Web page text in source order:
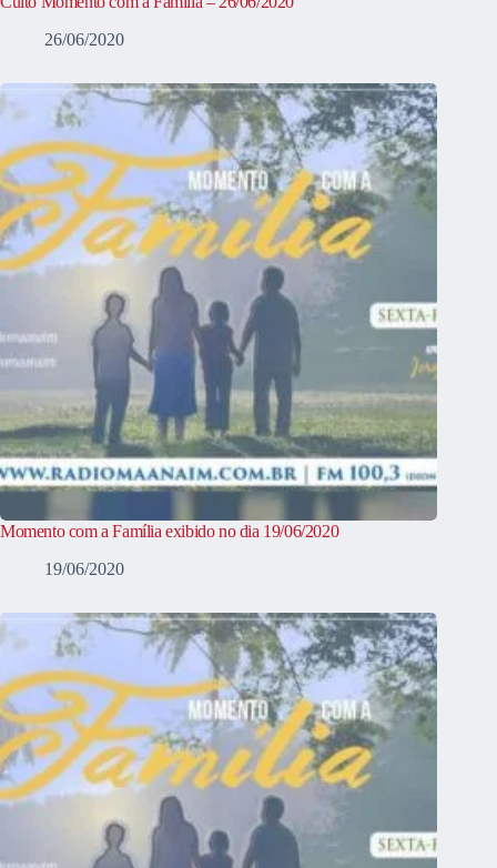
26/06/2020
Momento com a Família exibido no dia 19/06/2020
19/06/2020